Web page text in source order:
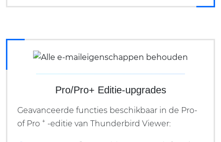
Pro/Pro+ Editie-upgrades
Geavanceerde functies beschikbaar in de Pro-
of Pro + -editie van Thunderbird Viewer: